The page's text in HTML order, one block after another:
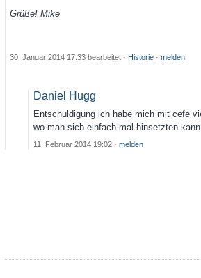
Grüße! Mike
30. Januar 2014 17:33 bearbeitet · Historie · melden
Daniel Hugg
Entschuldigung ich habe mich mit cefe
wo man sich einfach mal hinsetzten
11. Februar 2014 19:02· melden